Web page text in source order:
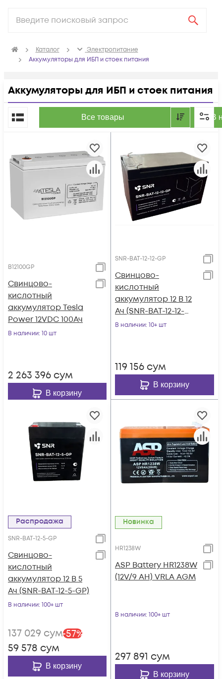
Каталог
Электропитание
Аккумуляторы для ИБП и стоек питания
Аккумуляторы для ИБП и стоек питания
Все товары В
По популярности
B12100GP
Свинцово-
кислотный
аккумулятор Tesla
Power 12VDC 100Ач
В наличии: 10 шт
2 263 396 сум
В корзину
SNR-BAT-12-12-GP
Свинцово-
кислотный
аккумулятор 12 В 12
Ач (SNR-BAT-12-12-
GP)
В наличии: 10+ шт
119 156 сум
В корзину
Распродажа
SNR-BAT-12-5-GP
Свинцово-
кислотный
аккумулятор 12 В 5
Ач (SNR-BAT-12-5-GP)
В наличии: 100+ шт
137 029 сум-57%
59 578 сум
В корзину
Новинка
HR1238W
ASP Battery HR1238W
(12V/9 AH) VRLA AGM
В наличии: 100+ шт
297 891 сум
В корзину